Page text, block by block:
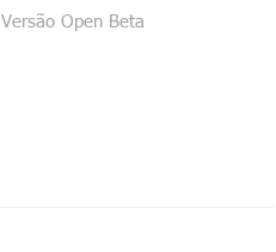
Versão Open Beta